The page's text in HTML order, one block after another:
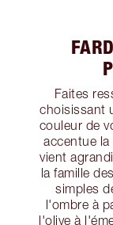
Faites
choisissant
couleur de
accentue
vient
la famille
simples
l'ombre à
l'olive à